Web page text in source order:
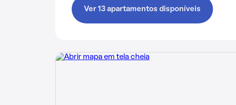
Ver 13 apartamentos disponíveis